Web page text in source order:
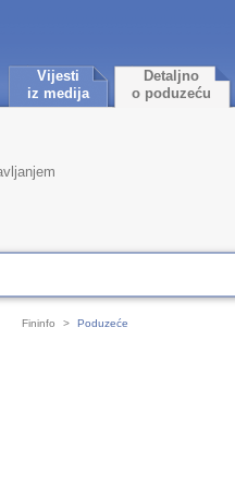
Vijesti
iz medija
Detaljno
o poduzeću
Fininfo > Poduzeće